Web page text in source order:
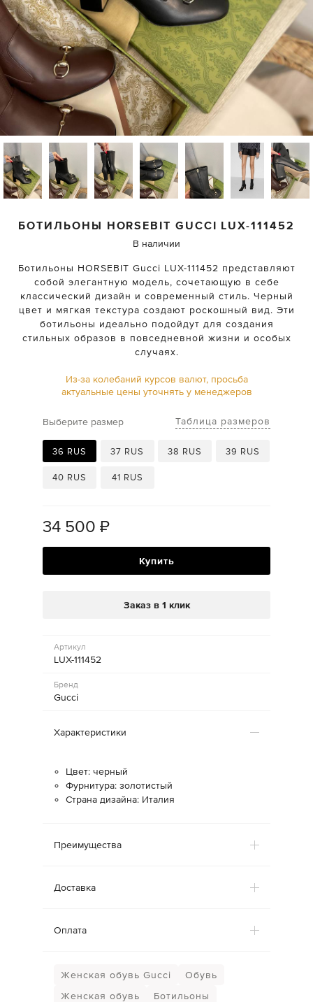
БОТИЛЬОНЫ HORSEBIT GUCCI LUX-111452
В наличии
Ботильоны HORSEBIT Gucci LUX-111452 представляют
собой элегантную модель, сочетающую в себе
классический дизайн и современный стиль. Черный
цвет и мягкая текстура создают роскошный вид. Эти
ботильоны идеально подойдут для создания
стильных образов в повседневной жизни и особых
случаях.
Из-за колебаний курсов валют, просьба
актуальные цены уточнять у менеджеров
Выберите размер Таблица размеров
36 RUS 37 RUS 38 RUS 39 RUS
40 RUS 41 RUS
34 500 ₽
Купить
Заказ в 1 клик
Артикул
LUX-111452
Бренд
Gucci
Характеристики
Цвет: черный
Фурнитура: золотистый
Страна дизайна: Италия
Преимущества
Доставка
Оплата
Женская обувь Gucci
Обувь
Женская обувь
Ботильоны